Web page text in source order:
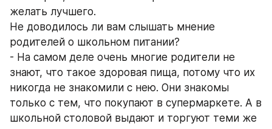
желать лучшего.
Не доводилось ли вам слышать мнение
родителей о школьном питании?
- На самом деле очень многие родители не
знают, что такое здоровая пища, потому что их
никогда не знакомили с нею. Они знакомы
только с тем, что покупают в супермаркете. А в
школьной столовой выдают и торгуют теми же